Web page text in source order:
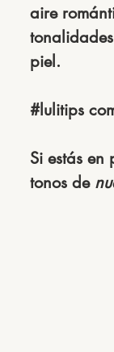
aire
piel.
#lulitips
Si estás
tonos de